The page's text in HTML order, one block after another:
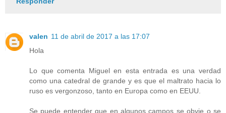
valen 11 de abril de 2017 a las 17:07
Hola
Lo que comenta Miguel en esta entrada es una verdad
como una catedral de grande y es que el maltrato hacia lo
ruso es vergonzoso, tanto en Europa como en EEUU.
Se puede entender que en algunos campos se obvie o se